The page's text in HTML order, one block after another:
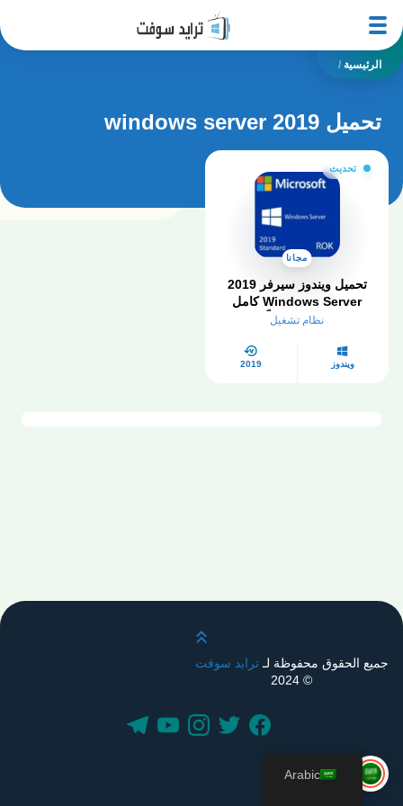
الرئيسية /
تحميل windows server 2019
تحديث
مجانا
تحميل ويندوز سيرفر 2019
Windows Server كامل
مفعل مجاناً
نظام تشغيل
ويندوز 2019
قم بالتمرير لأعلى
جميع الحقوق محفوظة لـترايد سوفت
© 2024
Arabic